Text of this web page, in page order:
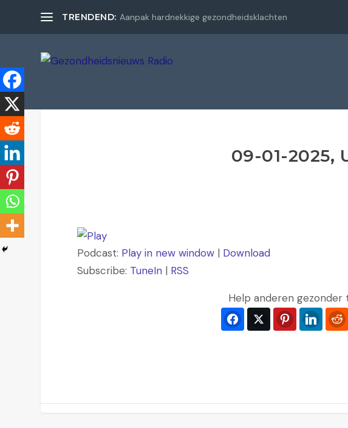
TRENDEND: Aanpak hardnekkige gezondheidsklachten
09-01-2025,
Podcast: Play in new window | Download
Subscribe: TuneIn | RSS
Help anderen gezonder
FacebookTwitter Pinterest